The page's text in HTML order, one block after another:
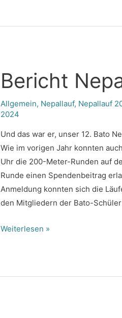
Bericht
Allgemein, Nepallauf, Nepallauf
2024
Und das war er, unser 12. Bato
Wie im vorigen Jahr konnten
Uhr die 200-Meter-Runden auf
Runde einen Spendenbeitrag
Anmeldung konnten sich die
den Mitgliedern der Bato-
Bericht
Weiterlesen »